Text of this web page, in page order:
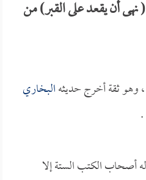
أن يقعد على القبر) من
، وهو ثقة أخرج حديثهالبخاري
.
أصحاب الكتب الستة إلا